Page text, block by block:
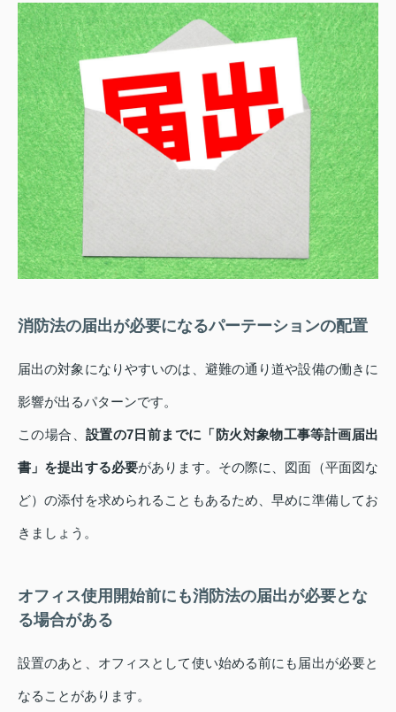
消防法の届出が必要になるパーテーションの配置
届出の対象になりやすいのは、避難の通り道や設備の働きに
影響が出るパターンです。
この場合、 設置の7日前までに「防火対象物工事等計画届出
書」を提出する必要があります。その際に、図面（平面図な
ど）の添付を求められることもあるため、早めに準備してお
きましょう。
オフィス使用開始前にも消防法の届出が必要とな
る場合がある
設置のあと、オフィスとして使い始める前にも届出が必要と
なることがあります。